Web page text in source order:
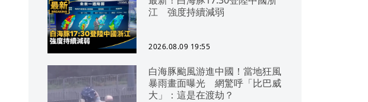
江 強度持續減弱
2026.08.09 19:55
白海豚颱風游進中國！當地狂風
暴雨畫面曝光 網驚呼「比巴威
大」：這是在渡劫？